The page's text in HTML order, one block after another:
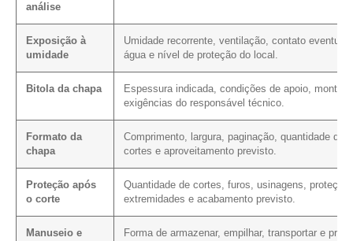
análise
Exposição à
umidade
Umidade recorrente, ventilação, contato eventual
água e nível de proteção do local.
Bitola da chapa
Espessura indicada, condições de apoio,
exigências do responsável técnico.
Formato da
chapa
Comprimento, largura, paginação, quantidade de
cortes e aproveitamento previsto.
Proteção após
o corte
Quantidade de cortes, furos, usinagens, proteção
extremidades e acabamento previsto.
Manuseio e
Forma de armazenar, empilhar, transportar e